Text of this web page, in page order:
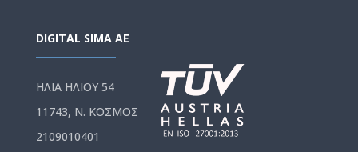
DIGITAL SIMA AE
ΗΛΙΑ ΗΛΙΟΥ 54
11743, Ν. ΚΟΣΜΟΣ
2109010401